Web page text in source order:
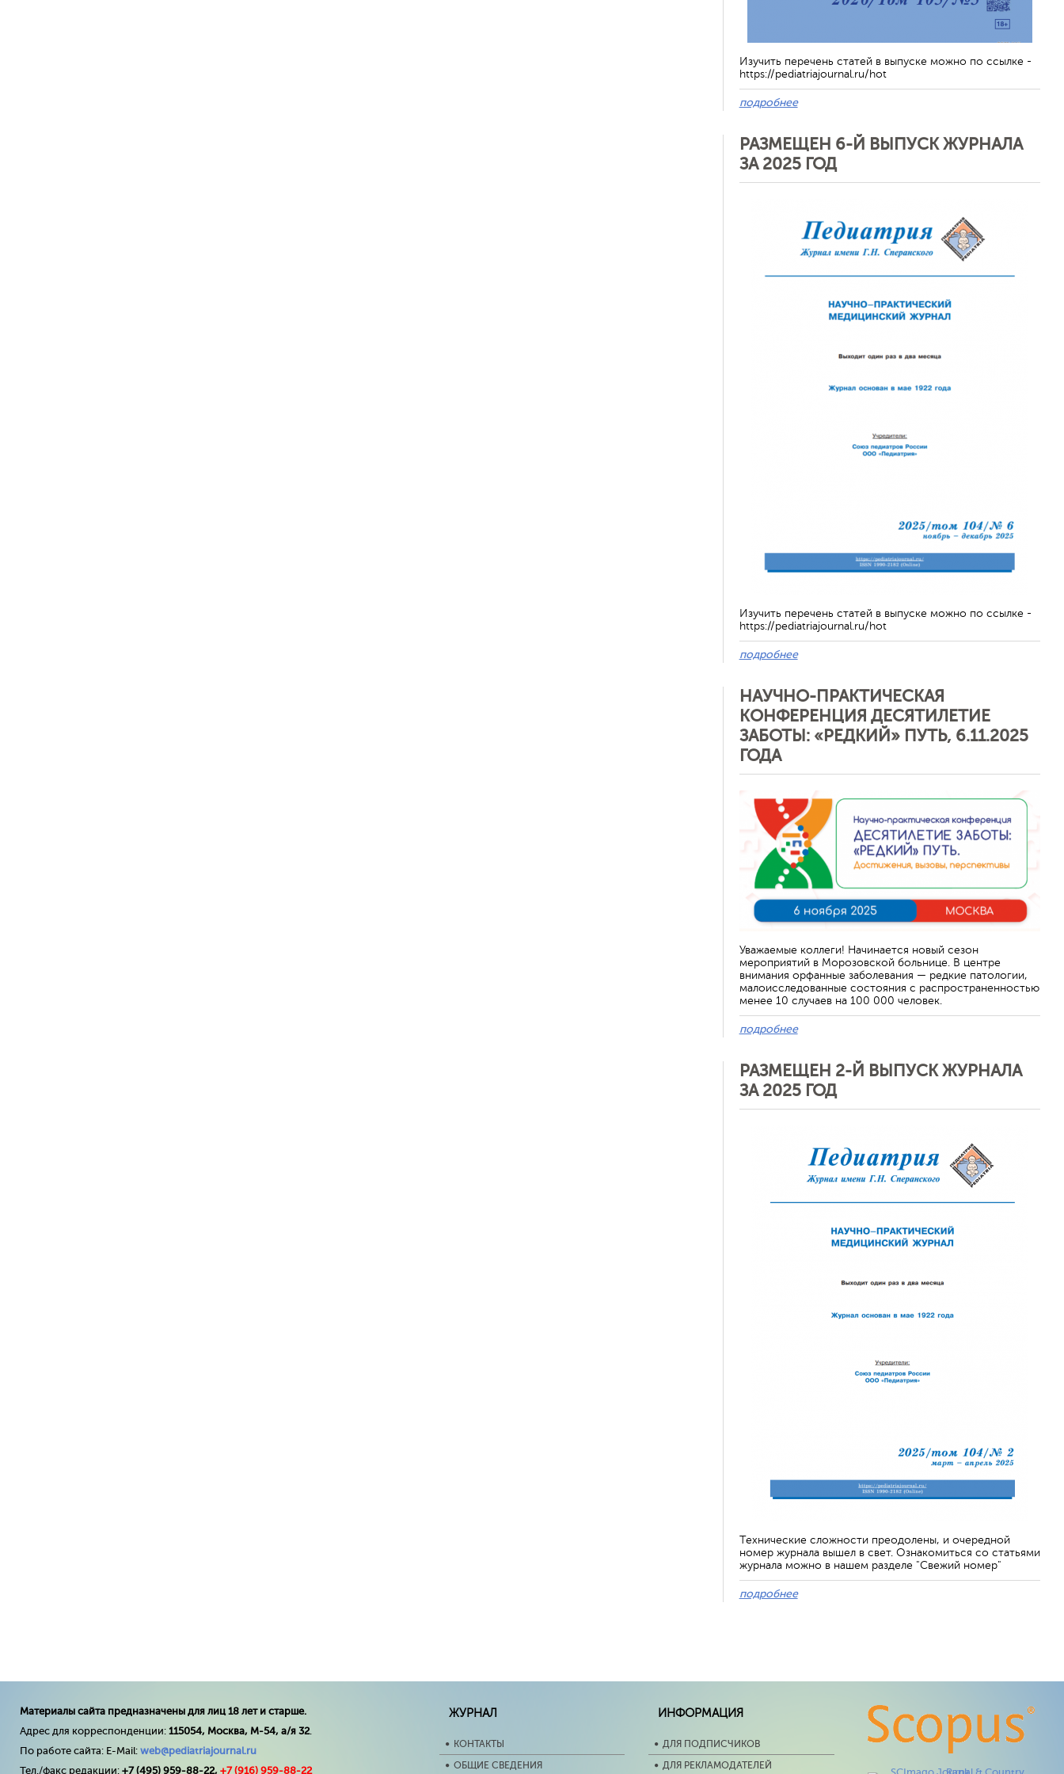
Изучить перечень статей в выпуске можно по ссылке -
https://pediatriajournal.ru/hot
подробнее
РАЗМЕЩЕН 6-Й ВЫПУСК ЖУРНАЛА
ЗА 2025 ГОД
Изучить перечень статей в выпуске можно по ссылке -
https://pediatriajournal.ru/hot
подробнее
НАУЧНО-ПРАКТИЧЕСКАЯ
КОНФЕРЕНЦИЯ ДЕСЯТИЛЕТИЕ
ЗАБОТЫ: «РЕДКИЙ» ПУТЬ, 6.11.2025
ГОДА
Уважаемые коллеги! Начинается новый сезон
мероприятий в Морозовской больнице. В центре
внимания орфанные заболевания — редкие патологии,
малоисследованные состояния с распространенностью
менее 10 случаев на 100 000 человек.
подробнее
РАЗМЕЩЕН 2-Й ВЫПУСК ЖУРНАЛА
ЗА 2025 ГОД
Технические сложности преодолены, и очередной
номер журнала вышел в свет. Ознакомиться со статьями
журнала можно в нашем разделе "Свежий номер"
подробнее
Материалы сайта предназначены для лиц 18 лет и старше.
Адрес для корреспонденции: 115054, Москва, М-54, а/я 32.
По работе сайта: E-Mail: web@pediatriajournal.ru
Тел./факс редакции: +7 (495) 959-88-22, +7 (916) 959-88-22
ЖУРНАЛ
КОНТАКТЫ
ОБЩИЕ СВЕДЕНИЯ
ИНФОРМАЦИЯ
ДЛЯ ПОДПИСЧИКОВ
ДЛЯ РЕКЛАМОДАТЕЛЕЙ
Обратная связь
Отменить